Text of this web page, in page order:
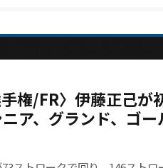
権/FR〉伊藤正己が
ア、グランド、ゴー